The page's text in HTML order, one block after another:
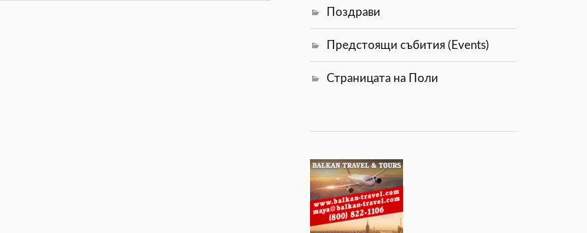
Поздрави
Предстоящи събития (Events)
Страницата на Поли